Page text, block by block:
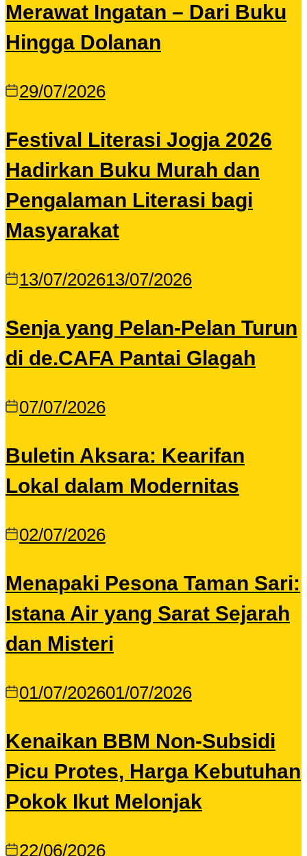
Merawat Ingatan – Dari Buku
Hingga Dolanan
29/07/2026
Festival Literasi Jogja 2026
Hadirkan Buku Murah dan
Pengalaman Literasi bagi
Masyarakat
13/07/202613/07/2026
Senja yang Pelan-Pelan Turun
di de.CAFA Pantai Glagah
07/07/2026
Buletin Aksara: Kearifan
Lokal dalam Modernitas
02/07/2026
Menapaki Pesona Taman Sari:
Istana Air yang Sarat Sejarah
dan Misteri
01/07/202601/07/2026
Kenaikan BBM Non-Subsidi
Picu Protes, Harga Kebutuhan
Pokok Ikut Melonjak
22/06/2026